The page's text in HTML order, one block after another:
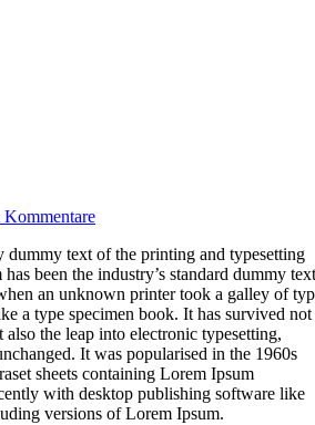
dummy text of the printing and typesetting
been the industry’s standard dummy text
an unknown printer took a galley of
a type specimen book. It has survived not
the leap into electronic typesetting,
It was popularised in the 1960s
sheets containing Lorem Ipsum
with desktop publishing software like
versions of Lorem Ipsum.